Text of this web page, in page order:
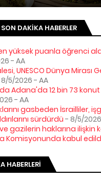
DAKIKA HABERLER
yüksek puanla öğrenci
- AA
UNESCO Dünya Mirası
5/2026 - AA
Adana'da 12 bin 73
- AA
gasbeden İsrailliler,
sürdürdü - 8/5/2026
gazilerin haklarına ilişkin
Komisyonunda kabul
HABERLERI